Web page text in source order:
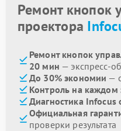
Ремонт кнопок
проектора
Ремонт кнопок
20 мин — экспресс-
До 30% экономии —
Контроль на каждом
Диагностика Infocus
Официальная
проверки результата